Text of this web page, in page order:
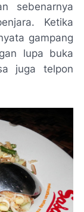
sebenarnya
Ketika
gampang
lupa buka
juga telpon